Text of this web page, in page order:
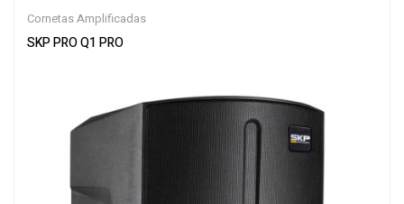
Cornetas Amplificadas
SKP PRO Q1 PRO